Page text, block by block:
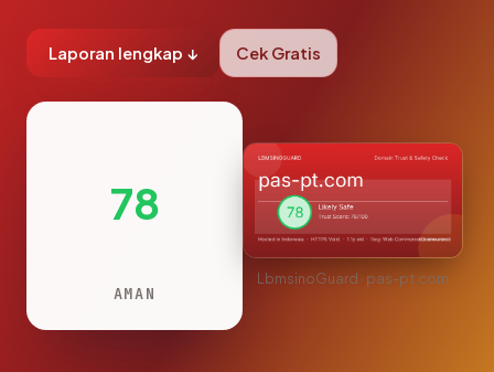
Laporan lengkap ↓ Cek Gratis
78
AMAN
LbmsinoGuard · pas-pt.com